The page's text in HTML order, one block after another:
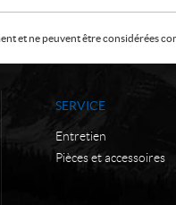
et ne peuvent être considérées
SERVICE
Entretien
Pièces et accessoires